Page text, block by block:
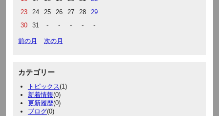
23
24 25 26 27 28
29
30
31 - - - - -
前の月 次の月
カテゴリー
トピックス(1)
新着情報(0)
更新履歴(0)
ブログ(0)